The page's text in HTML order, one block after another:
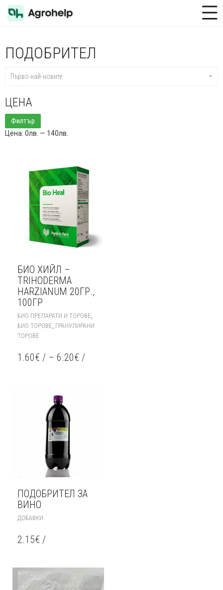
Toggle Menu
ПОДОБРИТЕЛ
Първо най-новите
ЦЕНА
Минимална
цена
Максимална
цена
Филтър
Цена: 0лв. — 140лв.
БИО ХИЙЛ –
TRIHODERMA
HARZIANUM 20ГР.,
100ГР
БИО ПРЕПАРАТИ И ТОРОВЕ
БИО ТОРОВЕ ГРАНУЛИРАНИ
ТОРОВЕ
1.60€ / – 6.20€ /
ПОДОБРИТЕЛ ЗА
ВИНО
ДОБАВКИ
2.15€ /